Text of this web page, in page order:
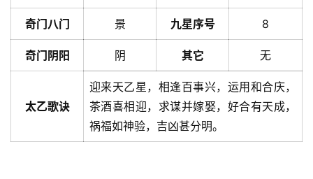
奇门八门 景 九星序号 8
奇门阴阳 阴 其它 无
太乙歌诀
迎来天乙星，相逢百事兴，运用和合庆，
茶酒喜相迎，求谋并嫁娶，好合有天成，
祸福如神验，吉凶甚分明。